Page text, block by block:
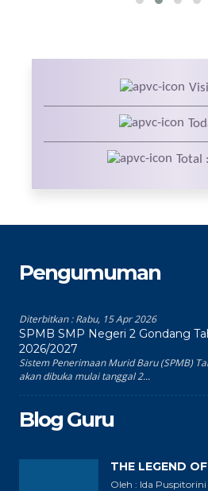
Total
Pengumuman
Diterbitkan :Rabu, 15 Apr 2026
SPMB SMP Negeri 2 Gondang
2026/2027
Sistem Penerimaan Murid Baru (SPMB)
akan dibuka mulai tanggal 2...
Blog Guru
THE LEGEND
Oleh : Ida Puspitorini